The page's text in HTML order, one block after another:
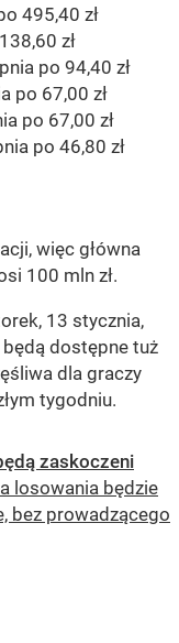
495,40 zł
zł
po 94,40 zł
po 67,00 zł
po 67,00 zł
po 46,80 zł
więc główna
100 mln zł.
13 stycznia,
dostępne tuż
dla graczy
tygodniu.
zaskoczeni
losowania będzie
bez prowadzącego